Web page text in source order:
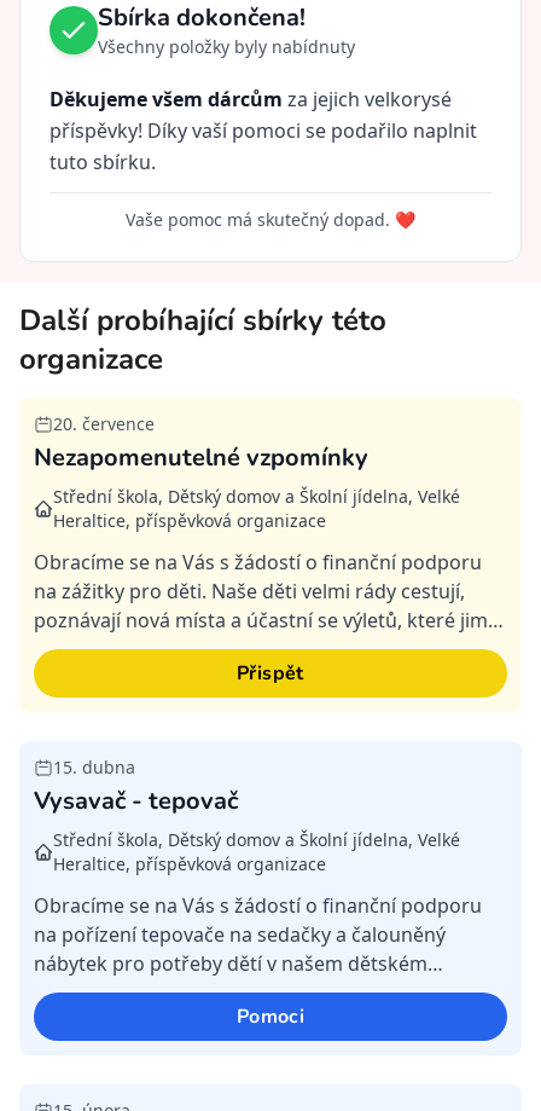
Sbírka dokončena!
Všechny položky byly nabídnuty
Děkujeme všem dárcům za jejich velkorysé
příspěvky! Díky vaší pomoci se podařilo naplnit
tuto sbírku.
Vaše pomoc má skutečný dopad. ❤️
Další probíhající sbírky této
organizace
20. července
Nezapomenutelné vzpomínky
Střední škola, Dětský domov a Školní jídelna, Velké
Heraltice, příspěvková organizace
Obracíme se na Vás s žádostí o finanční podporu
na zážitky pro děti. Naše děti velmi rády cestují,
poznávají nová místa a účastní se výletů, které jim
přinášejí radost, nové zkušenosti i cenné společn...
Přispět
15. dubna
Vysavač - tepovač
Střední škola, Dětský domov a Školní jídelna, Velké
Heraltice, příspěvková organizace
Obracíme se na Vás s žádostí o finanční podporu
na pořízení tepovače na sedačky a čalouněný
nábytek pro potřeby dětí v našem dětském
domově. V našem zařízení se každodenně staráme
o děti, kterým se sn...
Pomoci